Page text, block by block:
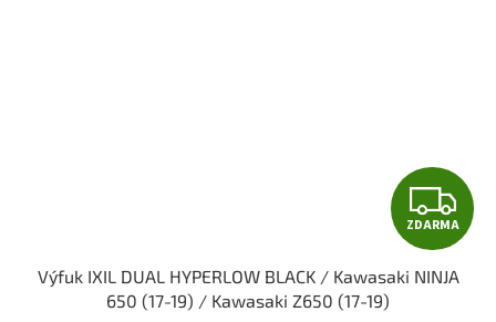
Z
D
A
ZDARMA
Výfuk IXIL DUAL HYPERLOW BLACK / Kawasaki NINJA
650 (17-19) / Kawasaki Z650 (17-19)